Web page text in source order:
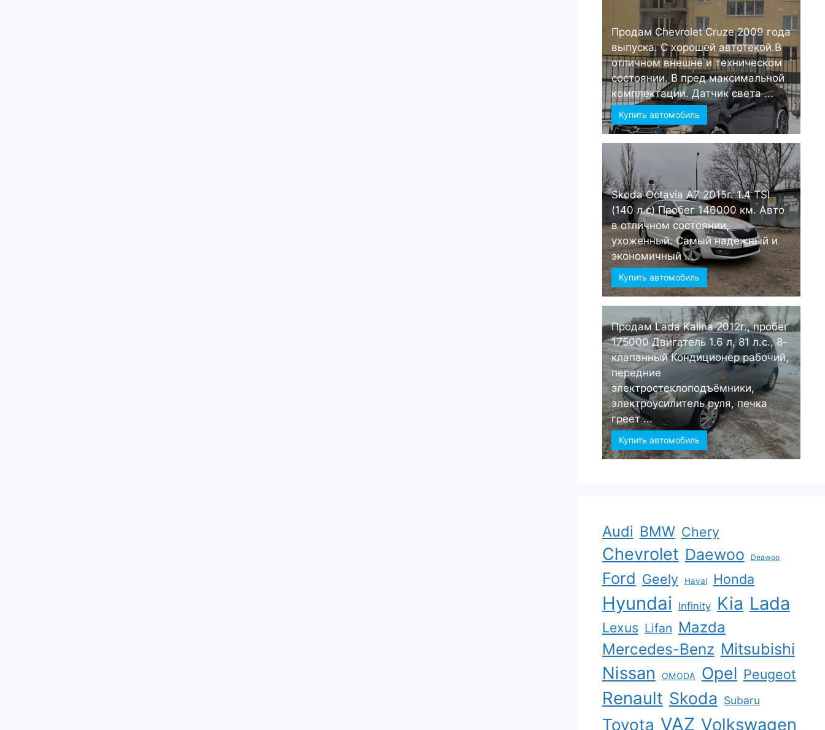
Продам Chevrolet Cruze 2009 года
выпуска. С хорошей автотекой.В
отличном внешне и техническом
состоянии. В пред максимальной
комплектации. Датчик света ...
Купить автомобиль
Skoda Octavia А7 2015г. 1.4 TSI
(140 л.с) Пробег 146000 км. Авто
в отличном состоянии,
ухоженный. Самый надежный и
экономичный ...
Купить автомобиль
Продам Lada Kalina 2012г., пробег
175000 Двигатель 1.6 л, 81 л.с., 8-
клапанный Кондиционер рабочий,
передние
электростеклоподъёмники,
электроусилитель руля, печка
греет ...
Купить автомобиль
Audi BMW Chery
Chevrolet Daewoo Deawoo
Ford Geely Haval Honda
Hyundai Infinity Kia Lada
Lexus Lifan Mazda
Mercedes-Benz Mitsubishi
Nissan OMODA Opel Peugeot
Renault Skoda Subaru
Toyota VAZ Volkswagen